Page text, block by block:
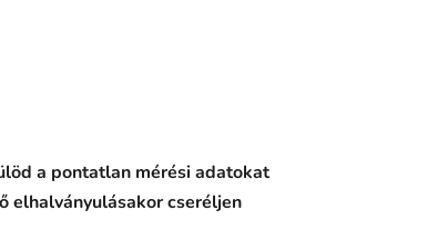
a pontatlan mérési adatokat
elhalványulásakor cseréljen